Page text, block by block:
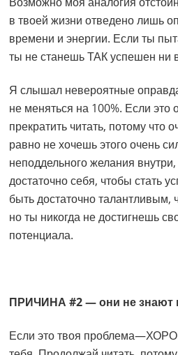
в твоей жизни отведено лишь
времени и энергии. Если ты
ты не станешь ТАК успешен ни
Я слышал невероятные
не меняться на 100%. Если это
прекратить читать, потому что
равно не хочешь этого очень
неподдельного желания
достаточно себя, чтобы стать
быть достаточно талантливым,
но ты никогда не достигнешь
потенциала.
ПРИЧИНА #2 — они не знают
Если это твоя